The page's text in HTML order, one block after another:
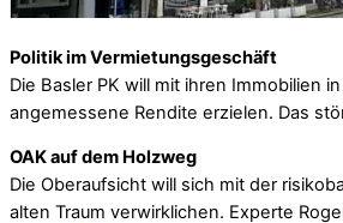
Politik im Vermietungsgeschäft
Die Basler PK will mit ihren Immobilien
angemessene Rendite erzielen. Das
OAK auf dem Holzweg
Die Oberaufsicht will sich mit der
alten Traum verwirklichen. Experte